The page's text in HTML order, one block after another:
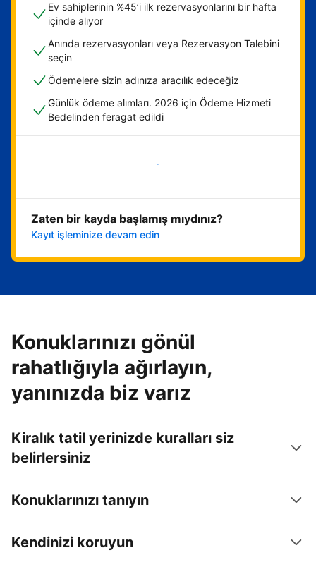
Ev sahiplerinin %45’i ilk rezervasyonlarını bir hafta
içinde alıyor
Anında rezervasyonları veya Rezervasyon Talebini
seçin
Ödemelere sizin adınıza aracılık edeceğiz
Günlük ödeme alımları. 2026 için Ödeme Hizmeti
Bedelinden feragat edildi
Hemen başla
Zaten bir kayda başlamış mıydınız?
Kayıt işleminize devam edin
Konuklarınızı gönül
rahatlığıyla ağırlayın,
yanınızda biz varız
Kiralık tatil yerinizde kuralları siz
belirlersiniz
Konuklarınızı tanıyın
Kendinizi koruyun